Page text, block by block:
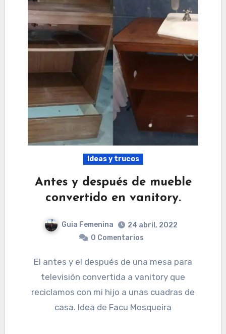
Ideas y trucos
Antes y después de mueble
convertido en vanitory.
Guia Femenina
24 abril, 2022
0 Comentarios
El antes y el después de una mesa para
televisión convertida a vanitory que
reciclamos con mi hijo a unas cuadras de
casa. Idea de Facu Mosqueira